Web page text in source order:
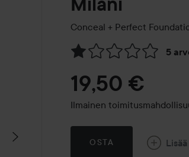
Conceal + Perfect
5
Siirtyä jhk Arvosana &
19,50 €
Ilmainen
OSTA Lisää